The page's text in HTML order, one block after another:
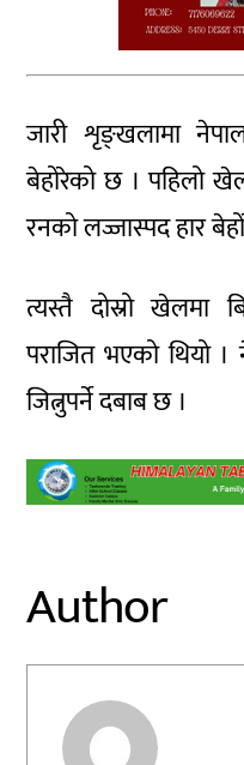
जारी शृङ्खलामा
बेहोरेको छ । पहिलो
रनको लज्जास्पद हार
त्यस्तै दोस्रो खेलमा
पराजित भएको थियो
जित्नुपर्ने दबाब छ ।
Author